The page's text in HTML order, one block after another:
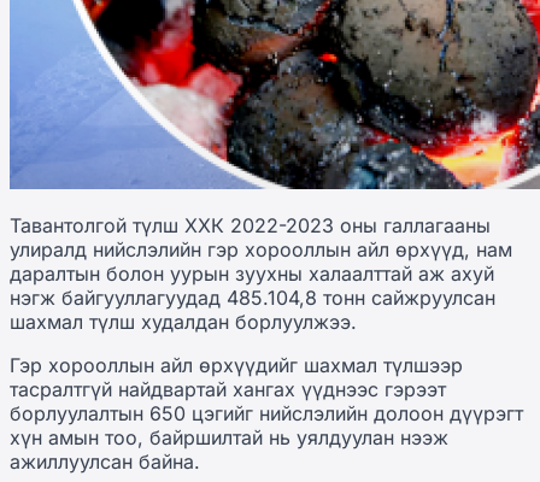
Тавантолгой түлш ХХК 2022-2023 оны галлагааны
улиралд нийслэлийн гэр хорооллын айл өрхүүд, нам
даралтын болон уурын зуухны халаалттай аж ахуй
нэгж байгууллагуудад 485.104,8 тонн сайжруулсан
шахмал түлш худалдан борлуулжээ.
Гэр хорооллын айл өрхүүдийг шахмал түлшээр
тасралтгүй найдвартай хангах үүднээс гэрээт
борлуулалтын 650 цэгийг нийслэлийн долоон дүүрэгт
хүн амын тоо, байршилтай нь уялдуулан нээж
ажиллуулсан байна.